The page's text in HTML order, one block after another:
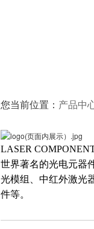
您当前位置： 产品中
LASER
世界著名的光电元器
光模组、中红外激光
件等。